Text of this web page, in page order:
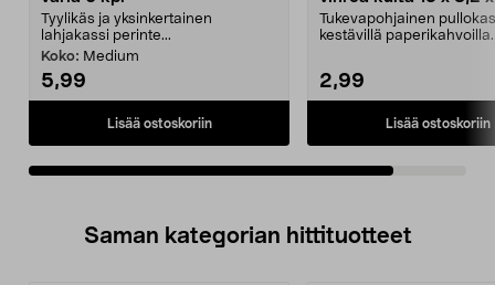
Tyylikäs ja yksinkertainen
lahjakassi perinte...
Koko: Medium
5,99
Lisää ostoskoriin
cm
Tukevapohjainen
kestävillä
2,99
Lisää ostoskoriin
Saman kategorian hittituotteet